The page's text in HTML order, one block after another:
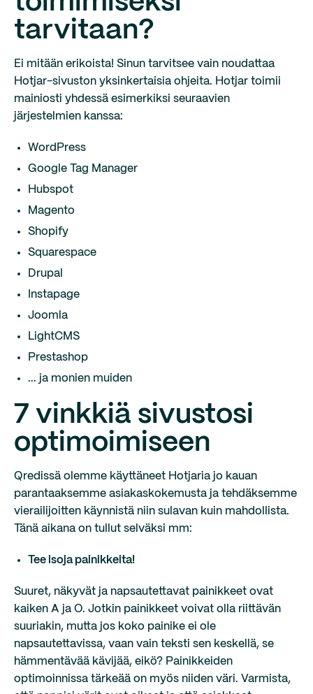
tarvitaan?
Ei mitään erikoista! Sinun tarvitsee vain noudattaa
Hotjar-sivuston yksinkertaisia ohjeita. Hotjar toimii
mainiosti yhdessä esimerkiksi seuraavien
järjestelmien kanssa:
WordPress
Google Tag Manager
Hubspot
Magento
Shopify
Squarespace
Drupal
Instapage
Joomla
LightCMS
Prestashop
... ja monien muiden
7 vinkkiä sivustosi
optimoimiseen
Qredissä olemme käyttäneet Hotjaria jo kauan
parantaaksemme asiakaskokemusta ja tehdäksemme
vierailijoitten käynnistä niin sulavan kuin mahdollista.
Tänä aikana on tullut selväksi mm:
Tee isoja painikkeita!
Suuret, näkyvät ja napsautettavat painikkeet ovat
kaiken A ja O. Jotkin painikkeet voivat olla riittävän
suuriakin, mutta jos koko painike ei ole
napsautettavissa, vaan vain teksti sen keskellä, se
hämmentävää kävijää, eikö? Painikkeiden
optimoinnissa tärkeää on myös niiden väri. Varmista,